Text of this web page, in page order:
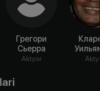
Грегори
Сьерра
Aktyor